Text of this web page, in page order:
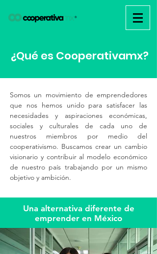
¿Qué es Cooperativamx?
Somos un movimiento de emprendedores
que nos hemos unido para satisfacer las
necesidades y aspiraciones económicas,
sociales y culturales de cada uno de
nuestros miembros por medio del
cooperativismo. Buscamos crear un cambio
visionario y contribuir al modelo económico
de nuestro país trabajando por un mismo
objetivo y ambición.
Una alternativa diferente de
emprender en México